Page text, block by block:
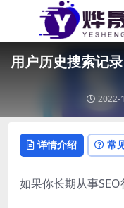
用户历史搜索记
2022-
详情介绍 常
如果你长期从事